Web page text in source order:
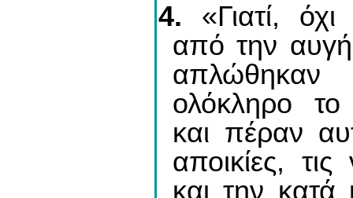
4. «Γιατί,
από την αυγή
ολόκληρο
και πέραν
αποικίες, τις
και την κατά